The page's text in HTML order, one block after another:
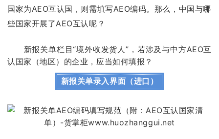
国家为AEO互认国，则需填写AEO编码。那么，中国与哪
些国家开展了AEO互认呢？
新报关单栏目“境外收发货人”，若涉及与中方AEO互
认国家（地区）的企业，应当如何填报？
新报关单录入界面（进口）